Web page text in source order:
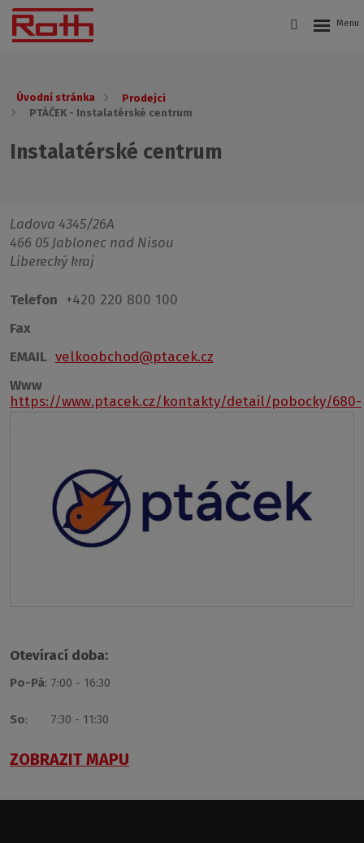
Úvodní stránka
Prodejci
PTÁČEK - Instalatérské centrum
Instalatérské centrum
Ladova 4345/26A
466 05 Jablonec nad Nisou
Liberecký kraj
Telefon +420 220 800 100
Fax
EMAIL velkoobchod@ptacek.cz
Www
https://www.ptacek.cz/kontakty/detail/pobocky/680-
Otevírací doba:
Po-Pá: 7:00 - 16:30
So: 7:30 - 11:30
ZOBRAZIT MAPU